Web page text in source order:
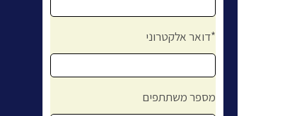
דואר אלקטרוני*
מספר משתתפים